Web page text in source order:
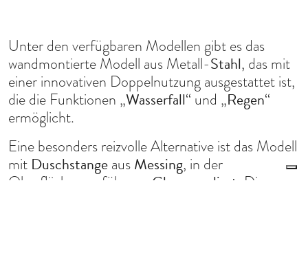
Unter den verfügbaren Modellen gibt es das
wandmontierte Modell aus Metall-Stahl, das mit
einer innovativen Doppelnutzung ausgestattet ist,
die die Funktionen „Wasserfall“ und „Regen“
ermöglicht.
Eine besonders reizvolle Alternative ist das Modell
mit DuschstangeausMessing, in der
Oberflächenausführung Chrom poliert . Die